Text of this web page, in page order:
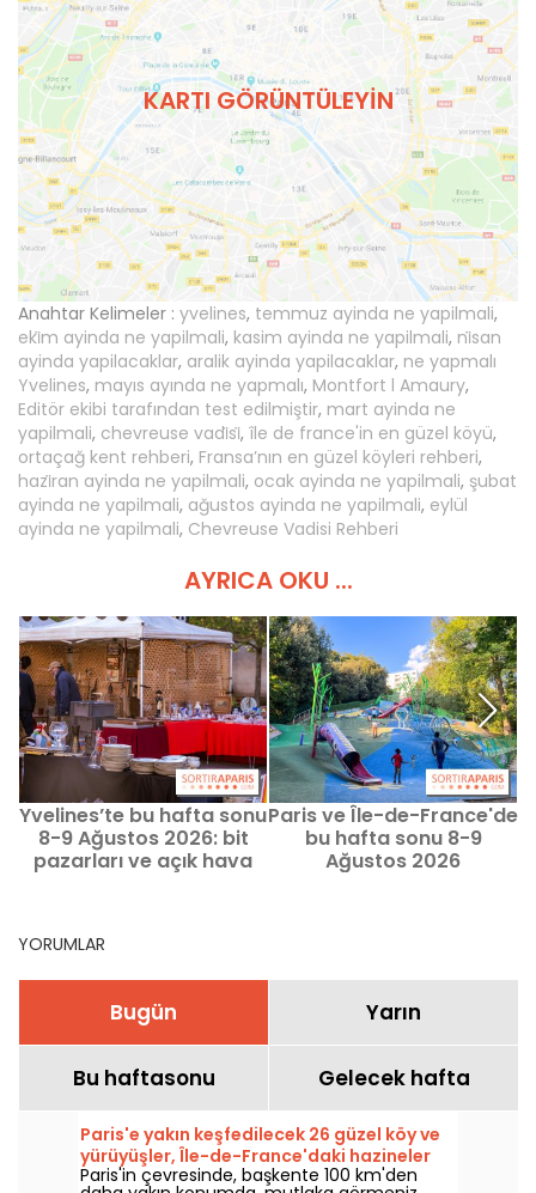
KARTI GÖRÜNTÜLEYIN
Anahtar Kelimeler : yvelines, temmuz ayinda ne yapilmali,
eki̇m ayinda ne yapilmali, kasim ayinda ne yapilmali, ni̇san
ayinda yapilacaklar, aralik ayinda yapilacaklar, ne yapmalı
Yvelines, mayıs ayında ne yapmalı, Montfort l Amaury,
Editör ekibi tarafından test edilmiştir, mart ayinda ne
yapilmali, chevreuse vadi̇si̇, île de france'in en güzel köyü,
ortaçağ kent rehberi, Fransa’nın en güzel köyleri rehberi,
hazi̇ran ayinda ne yapilmali, ocak ayinda ne yapilmali, şubat
ayinda ne yapilmali, ağustos ayinda ne yapilmali, eylül
ayinda ne yapilmali, Chevreuse Vadisi Rehberi
AYRICA OKU ...
Yvelines’te bu hafta sonu
8-9 Ağustos 2026: bit
pazarları ve açık hava
Paris ve Île-de-France'de
bu hafta sonu 8-9
Ağustos 2026
YORUMLAR
Bugün Yarın
Bu haftasonu Gelecek hafta
Paris'e yakın keşfedilecek 26 güzel köy ve
yürüyüşler, Île-de-France'daki hazineler
Paris'in çevresinde, başkente 100 km'den